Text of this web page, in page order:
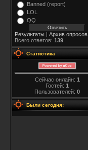
Banned (report)
LOL
QQ
Результаты | Архив опросов
Всего ответов: 139
Статистика
Сейчас онлайн: 1
Гостей: 1
Пользователей: 0
Были сегодня: